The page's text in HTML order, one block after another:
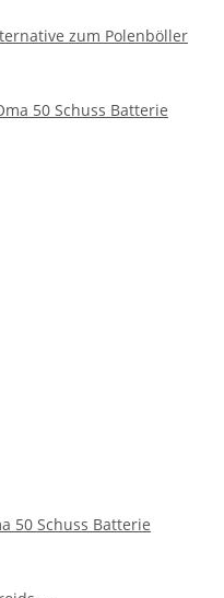
zum Polenböller
50 Schuss Batterie